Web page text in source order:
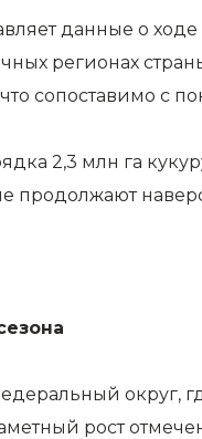
данные о
регионах
сопоставимо с
2,3 млн га
продолжают
округ,
рост